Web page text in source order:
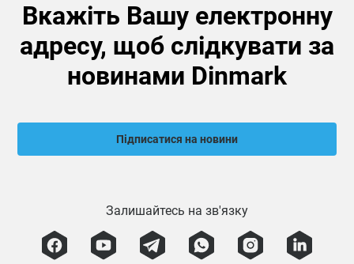
Вкажіть Вашу електронну
адресу, щоб слідкувати за
новинами Dinmark
Підписатися на новини
Залишайтесь на зв'язку